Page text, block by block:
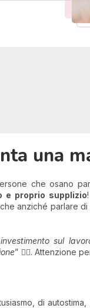
una
che osano
e proprio supplizio
anziché parlare
sul
” 🙍‍♀️. Attenzione
di